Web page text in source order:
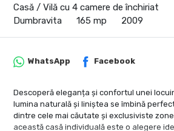
Casă / Vilă cu 4 camere de închiriat
Dumbravita
165 mp 2009
WhatsApp Facebook
Descoperă eleganța și confortul unei
lumina naturală și liniștea se îmbină
dintre cele mai căutate și exclusiviste
această casă individuală este o alegere